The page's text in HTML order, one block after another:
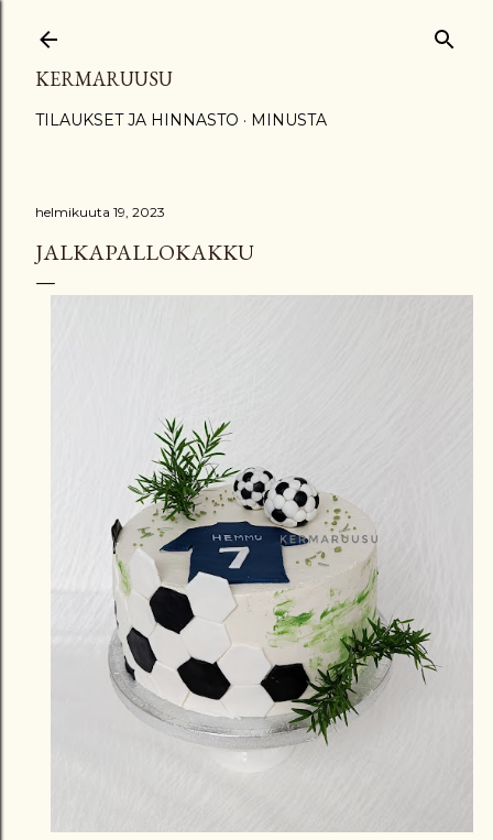
KERMARUUSU
TILAUKSET JA HINNASTO MINUSTA
helmikuuta 19, 2023
JALKAPALLOKAKKU